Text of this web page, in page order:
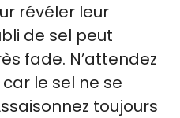
révéler leur
de sel peut
fade. N’attendez
le sel ne se
toujours